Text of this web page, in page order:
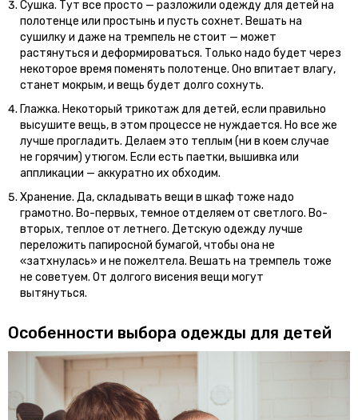
Сушка. Тут все просто — разложили одежду для детей на
полотенце или простынь и пусть сохнет. Вешать на
сушилку и даже на тремпель не стоит — может
растянуться и деформироваться. Только надо будет через
некоторое время поменять полотенце. Оно впитает влагу,
станет мокрым, и вещь будет долго сохнуть.
Глажка. Некоторый трикотаж для детей, если правильно
высушите вещь, в этом процессе не нуждается. Но все же
лучше прогладить. Делаем это теплым (ни в коем случае
не горячим) утюгом. Если есть паетки, вышивка или
аппликации — аккуратно их обходим.
Хранение. Да, складывать вещи в шкаф тоже надо
грамотно. Во-первых, темное отделяем от светлого. Во-
вторых, теплое от летнего. Детскую одежду лучше
переложить папиросной бумагой, чтобы она не
«затхнулась» и не пожелтела. Вешать на тремпель тоже
не советуем. От долгого висения вещи могут
вытянуться.
Особенности выбора одежды для детей